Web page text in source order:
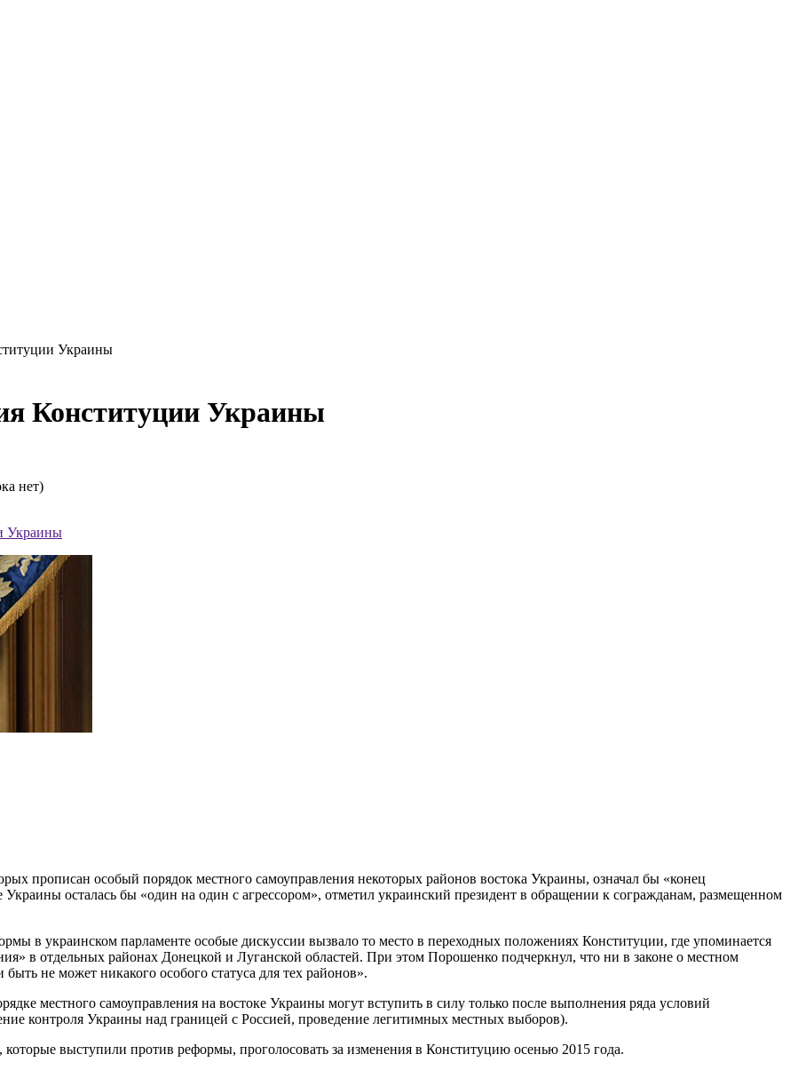
Украины
Конституции Украины
нет)
Украины
прописан особый порядок местного самоуправления некоторых районов востока Украины, означал бы «конец
осталась бы «один на один с агрессором», отметил украинский президент в обращении к согражданам, размещенном
в украинском парламенте особые дискуссии вызвало то место в переходных положениях Конституции, где упоминается
в отдельных районах Донецкой и Луганской областей. При этом Порошенко подчеркнул, что ни в законе о местном
не может никакого особого статуса для тех районов».
местного самоуправления на востоке Украины могут вступить в силу только после выполнения ряда условий
контроля Украины над границей с Россией, проведение легитимных местных выборов).
которые выступили против реформы, проголосовать за изменения в Конституцию осенью 2015 года.